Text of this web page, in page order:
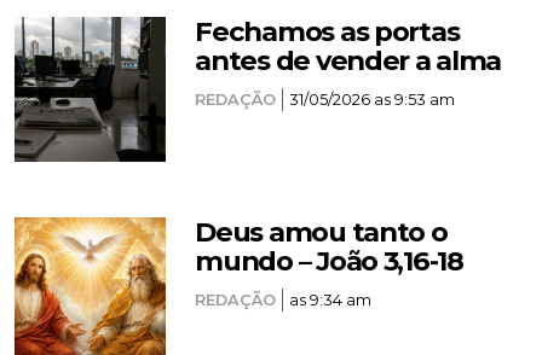
Fechamos as portas
antes de vender a alma
REDAÇÃO 31/05/2026 as 9:53 am
Deus amou tanto o
mundo – João 3,16-18
REDAÇÃO as 9:34 am